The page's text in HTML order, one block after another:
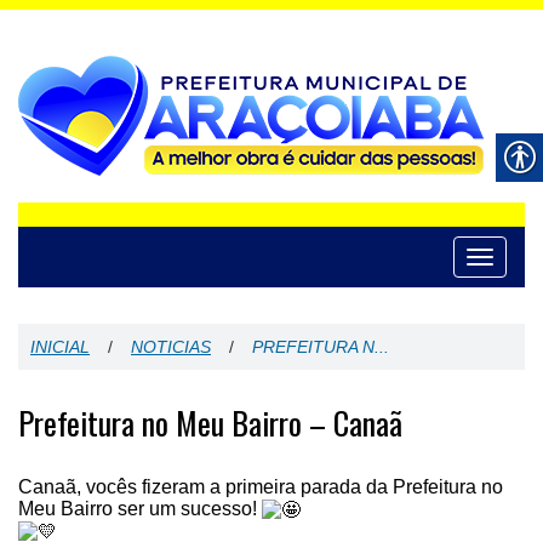
Toggle
INICIAL / NOTICIAS / PREFEITURA N...
Prefeitura no Meu Bairro – Canaã
Canaã, vocês fizeram a primeira parada da Prefeitura no
Meu Bairro ser um sucesso!